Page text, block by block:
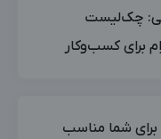
چک‌لیست
برای کسب‌وکار
برای شما مناسب